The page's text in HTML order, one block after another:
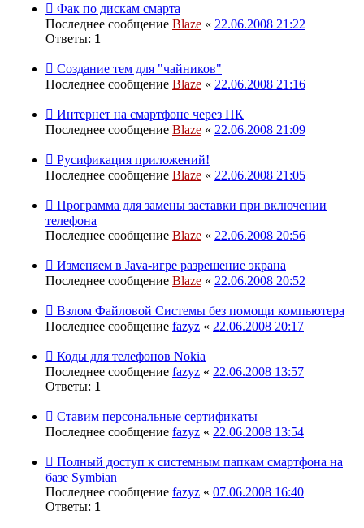
Фак по дискам смарта
Последнее сообщение Blaze « 22.06.2008 21:22
Ответы: 1
Создание тем для "чайников"
Последнее сообщение Blaze « 22.06.2008 21:16
Интернет на смартфоне через ПК
Последнее сообщение Blaze « 22.06.2008 21:09
Русификация приложений!
Последнее сообщение Blaze « 22.06.2008 21:05
Программа для замены заставки при включении
телефона
Последнее сообщение Blaze « 22.06.2008 20:56
Изменяем в Java-игре разрешение экрана
Последнее сообщение Blaze « 22.06.2008 20:52
Взлом Файловой Системы без помощи компьютера
Последнее сообщение fazyz « 22.06.2008 20:17
Коды для телефонов Nokia
Последнее сообщение fazyz « 22.06.2008 13:57
Ответы: 1
Ставим персональные сертификаты
Последнее сообщение fazyz « 22.06.2008 13:54
Полный доступ к системным папкам смартфона на
базе Symbian
Последнее сообщение fazyz « 07.06.2008 16:40
Ответы: 1